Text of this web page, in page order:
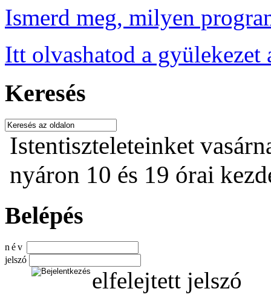
Ismerd meg, milyen
Itt olvashatod a gyülekezet
Keresés
Istentiszteleteinket
nyáron 10 és 19 órai
Belépés
név
jelszó
elfelejtett jelszó